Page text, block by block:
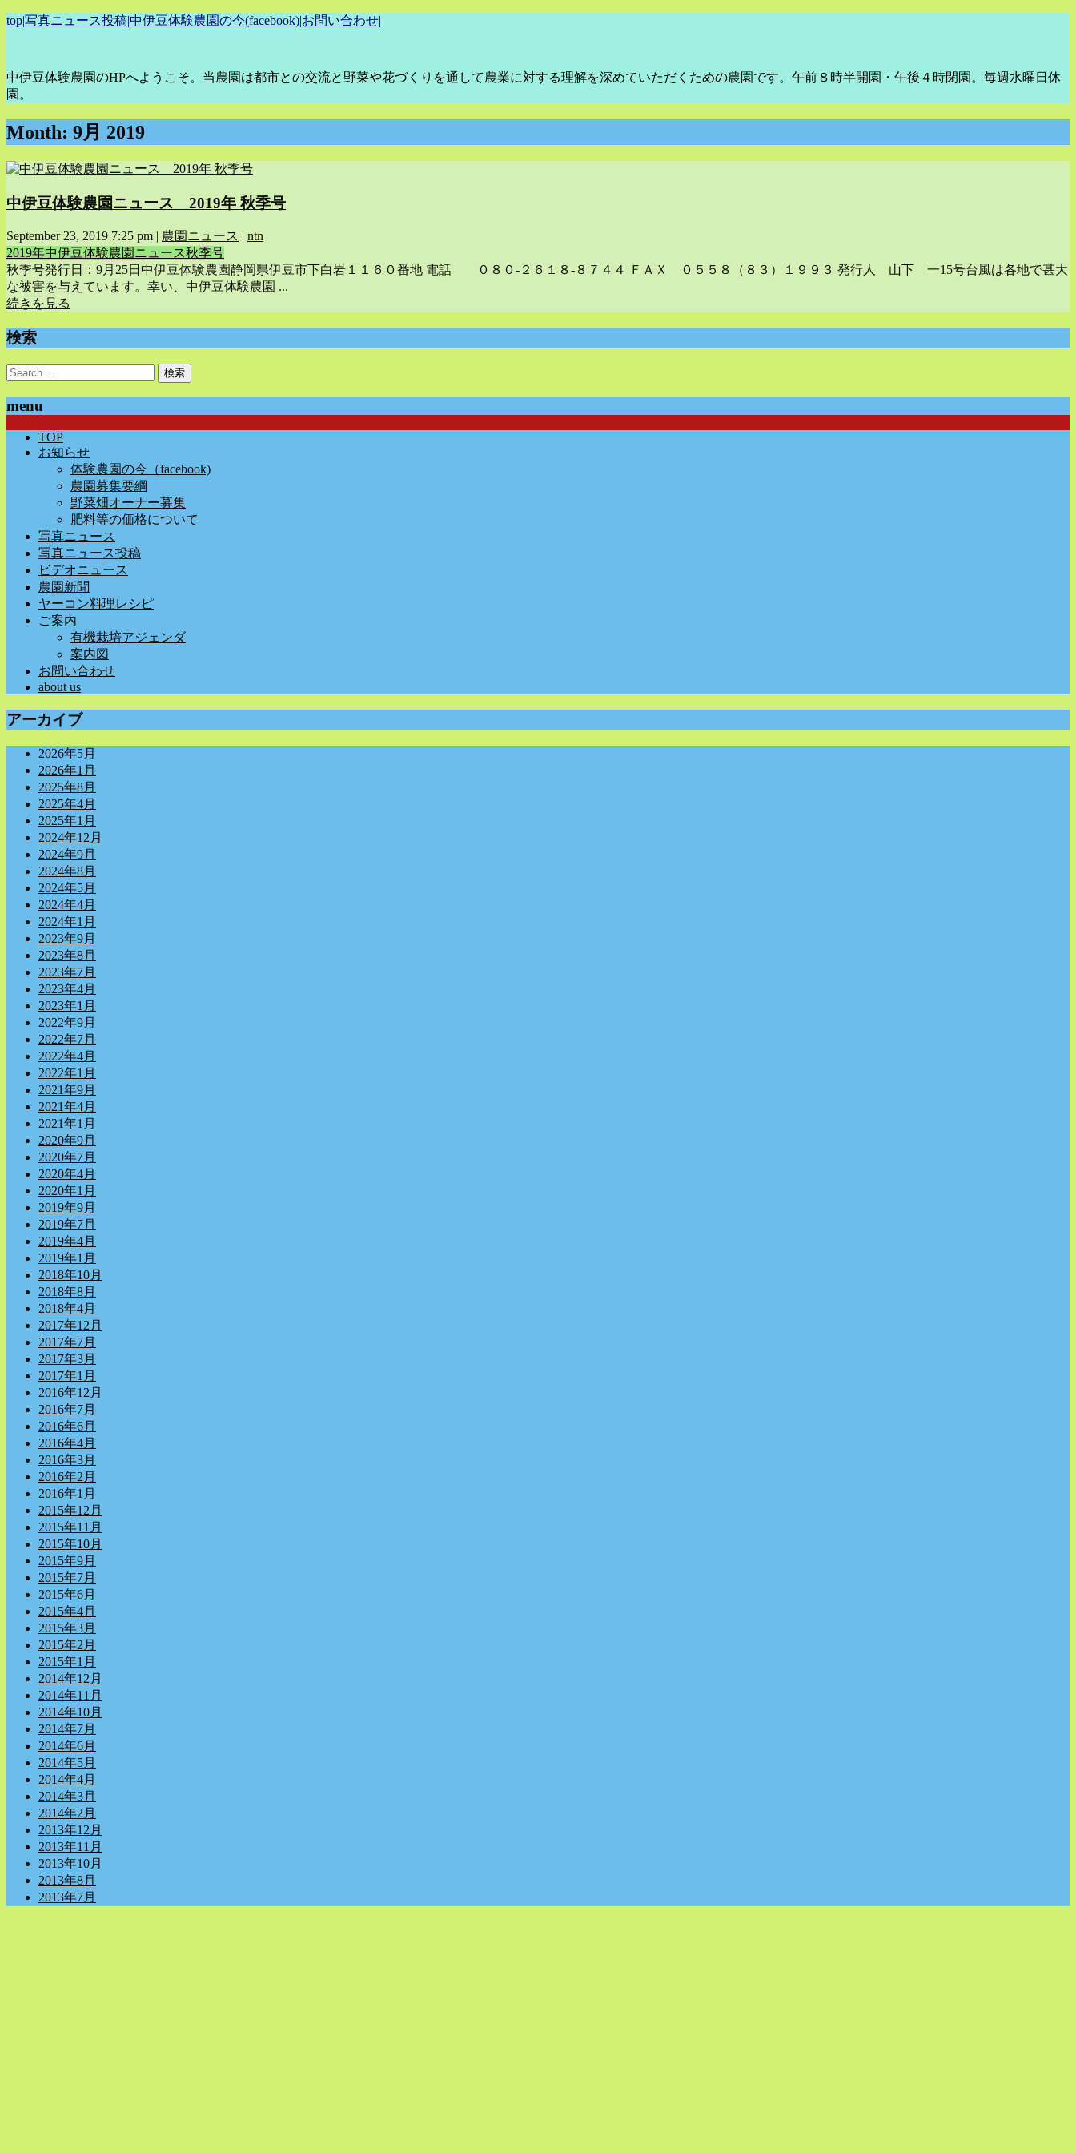
top|写真ニュース投稿|中伊豆体験農園の今(facebook)|お問い合わせ|
中伊豆体験農園のHPへようこそ。当農園は都市との交流と野菜や花づくりを通して農業に対する理解を深めていただくための農園です。午前８時半開園・午後４時閉園。毎週水曜日休
園。
Month: 9月 2019
中伊豆体験農園ニュース 2019年 秋季号
September 23, 2019 7:25 pm | 農園ニュース | ntn
2019年中伊豆体験農園ニュース秋季号
秋季号発行日：9月25日中伊豆体験農園静岡県伊豆市下白岩１１６０番地 電話 ０８０-２６１８-８７４４ ＦＡＸ ０５５８（８３）１９９３ 発行人 山下 一15号台風は各地で甚大
な被害を与えています。幸い、中伊豆体験農園 ...
続きを見る
検索
menu
TOP
お知らせ
体験農園の今（facebook)
農園募集要綱
野菜畑オーナー募集
肥料等の価格について
写真ニュース
写真ニュース投稿
ビデオニュース
農園新聞
ヤーコン料理レシピ
ご案内
有機栽培アジェンダ
案内図
お問い合わせ
about us
アーカイブ
2026年5月
2026年1月
2025年8月
2025年4月
2025年1月
2024年12月
2024年9月
2024年8月
2024年5月
2024年4月
2024年1月
2023年9月
2023年8月
2023年7月
2023年4月
2023年1月
2022年9月
2022年7月
2022年4月
2022年1月
2021年9月
2021年4月
2021年1月
2020年9月
2020年7月
2020年4月
2020年1月
2019年9月
2019年7月
2019年4月
2019年1月
2018年10月
2018年8月
2018年4月
2017年12月
2017年7月
2017年3月
2017年1月
2016年12月
2016年7月
2016年6月
2016年4月
2016年3月
2016年2月
2016年1月
2015年12月
2015年11月
2015年10月
2015年9月
2015年7月
2015年6月
2015年4月
2015年3月
2015年2月
2015年1月
2014年12月
2014年11月
2014年10月
2014年7月
2014年6月
2014年5月
2014年4月
2014年3月
2014年2月
2013年12月
2013年11月
2013年10月
2013年8月
2013年7月